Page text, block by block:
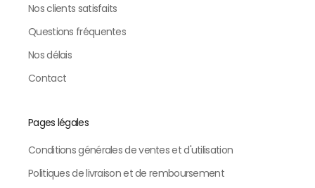
Nos clients satisfaits
Questions fréquentes
Nos délais
Contact
Pages légales
Conditions générales de ventes et d'utilisation
Politiques de livraison et de remboursement